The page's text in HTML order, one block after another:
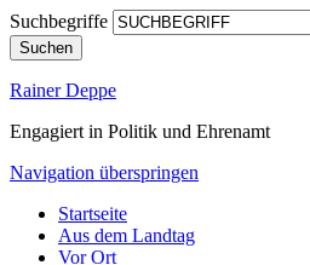
Suchbegriffe
Suchen
Rainer Deppe
Engagiert in Politik und Ehrenamt
Navigation überspringen
Startseite
Aus dem Landtag
Vor Ort